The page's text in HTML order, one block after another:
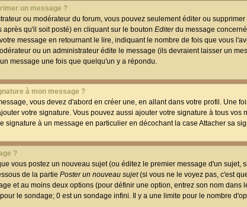
un message ?
ou modérateur du forum, vous pouvez seulement éditer ou
qu'il soit posté) en cliquant sur le bouton Editerdu message
message en retournant le lire, indiquant le nombre de fois que vous
ou un administrateur édite le message (ils devraient laisser un
message une fois que quelqu'un y a répondu.
à mon message ?
vous devez d'abord en créer une, en allant dans votre profil. Une
votre signature. Vous pouvez aussi ajouter votre signature à tous
signature à un message en particulier en décochant la case Attacher sa
?
vous postez un nouveau sujet (ou éditez le premier message d'un
de la partie Poster un nouveau sujet(si vous ne le voyez pas, c'est
et au moins deux options (pour définir une option, entrez son nom
le sondage; 0 est un sondage infini. Il y a une limite pour le nombre